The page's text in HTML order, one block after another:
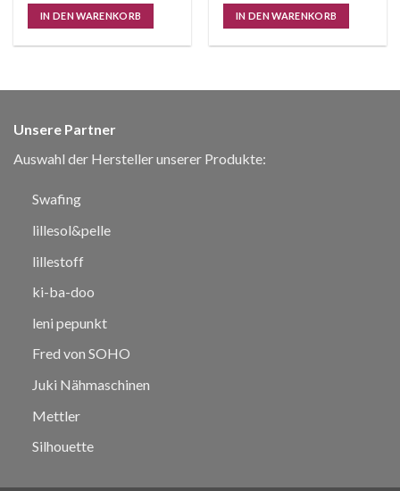
IN DEN WARENKORB IN DEN WARENKORB
Unsere Partner
Auswahl der Hersteller unserer Produkte:
Swafing
lillesol&pelle
lillestoff
ki-ba-doo
leni pepunkt
Fred von SOHO
Juki Nähmaschinen
Mettler
Silhouette